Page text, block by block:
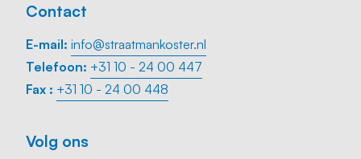
Contact
E-mail: info@straatmankoster.nl
Telefoon: +31 10 - 24 00 447
Fax : +31 10 - 24 00 448
Volg ons